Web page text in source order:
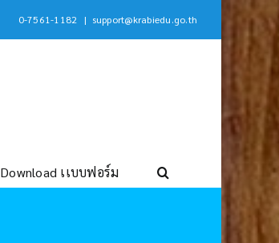
0-7561-1182 | support@krabiedu.go.th
Download เเบบฟอร์ม